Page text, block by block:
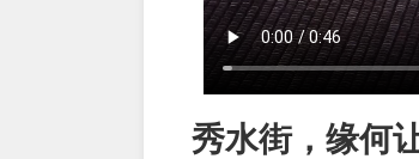
秀水街，缘何